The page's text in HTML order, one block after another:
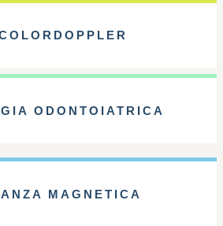
ODONTOIATRICA
MAGNETICA